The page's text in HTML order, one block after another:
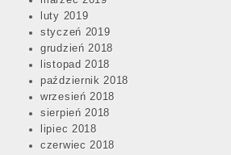
luty 2019
styczeń 2019
grudzień 2018
listopad 2018
październik 2018
wrzesień 2018
sierpień 2018
lipiec 2018
czerwiec 2018